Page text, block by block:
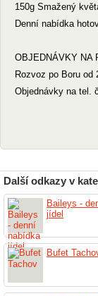
150g Smažený
Denní nabídka
OBJEDNÁVKY NA
Rozvoz po Boru
Objednávky na tel.
Další odkazy v
Baileys -
jídel
Bufet